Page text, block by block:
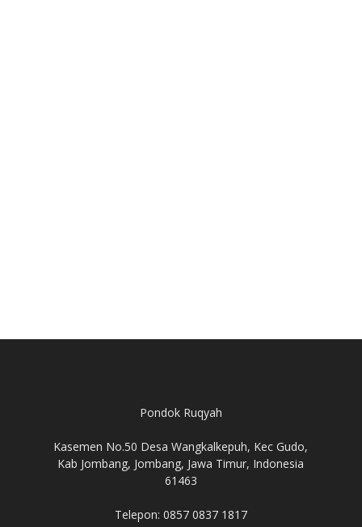
Pondok Ruqyah
Kasemen No.50 Desa Wangkalkepuh, Kec Gudo,
Kab Jombang, Jombang, Jawa Timur, Indonesia
61463
Telepon: 0857 0837 1817